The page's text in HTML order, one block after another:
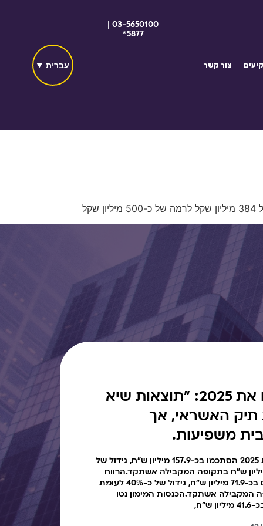
צור קשר
03-5650100 |
5877*
עברית
ג׳קי כהן מסכם את 2025: "תוצאות שיא
תיק האשראי, אך
משפיעות.
הכנסות המימון נטו בשנת 2025 הסתכמו בכ-157.9 מיליון ש"ח, גידול של
לעומת כ-128.1 מיליון ש"ח בתקופה המקבילה אשתקד.הרווח
הנקי בשנת 2025 הסתכם בכ-71.9 מיליון ש"ח, גידול של כ-40% לעומת
המקבילה אשתקד.הכנסות המימון נטו
ש"ח,